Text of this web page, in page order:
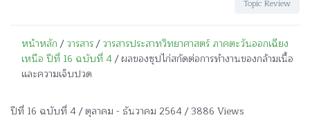
Topic Review
หน้าหลัก/วารสาร/วารสารประสาทวิทยาศาสตร์ ภาคตะวันออกเฉียง
เหนือ ปีที่ 16 ฉบับที่ 4/ ผลของซุปไก่สกัดต่อการทำงานของกล้ามเนื้อ
และความเจ็บปวด
ปีที่ 16 ฉบับที่ 4 / ตุลาคม - ธันวาคม 2564 / 3886 Views